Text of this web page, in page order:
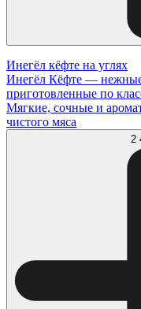
Инегёл кёфте на углях
Инегёл Кёфте — нежные
приготовленные по
Мягкие, сочные и
чистого мяса
2